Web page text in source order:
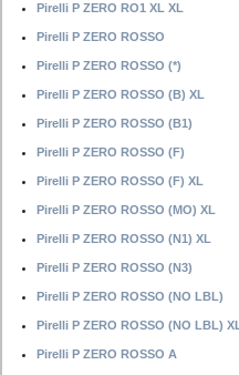
Pirelli P ZERO RO1 XL XL
Pirelli P ZERO ROSSO
Pirelli P ZERO ROSSO (*)
Pirelli P ZERO ROSSO (B) XL
Pirelli P ZERO ROSSO (B1)
Pirelli P ZERO ROSSO (F)
Pirelli P ZERO ROSSO (F) XL
Pirelli P ZERO ROSSO (MO) XL
Pirelli P ZERO ROSSO (N1) XL
Pirelli P ZERO ROSSO (N3)
Pirelli P ZERO ROSSO (NO LBL)
Pirelli P ZERO ROSSO (NO LBL)
Pirelli P ZERO ROSSO A